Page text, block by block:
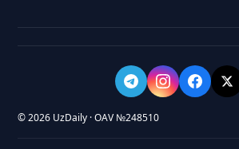
© 2026 UzDaily · OAV №248510